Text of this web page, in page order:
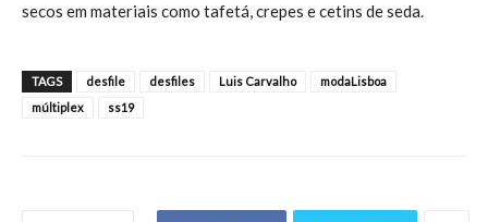
secos em materiais como tafetá, crepes e cetins de seda.
TAGS desfile desfiles Luis Carvalho
modaLisboa
múltiplex
ss19